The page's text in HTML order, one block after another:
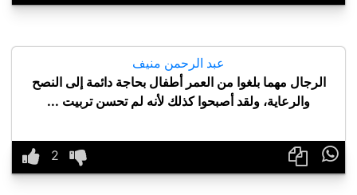
عبد الرحمن منيف
الرجال مهما بلغوا من العمر أطفال بحاجة دائمة إلى النصح
والرعاية، ولقد أصبحوا كذلك لأنه لم تحسن تربيت ...
